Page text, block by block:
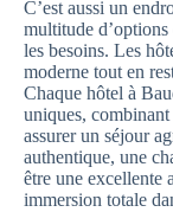
C’est aussi un
multitude d’options
les besoins. Les
moderne tout en
Chaque hôtel à
uniques,
assurer un séjour
authentique, une
être une excellente
immersion totale